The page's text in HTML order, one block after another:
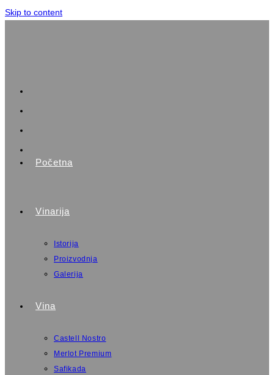
Skip to content
Početna
Vinarija
Istorija
Proizvodnja
Galerija
Vina
Castell Nostro
Merlot Premium
Safikada